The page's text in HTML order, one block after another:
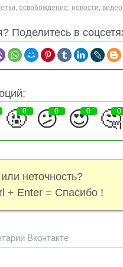
, освобождение, новости, видео
Поделитесь в
🤬
0 😕
0 😍
0 🤔
0
неточность?
+ Enter = Спасибо !
Вконтакте